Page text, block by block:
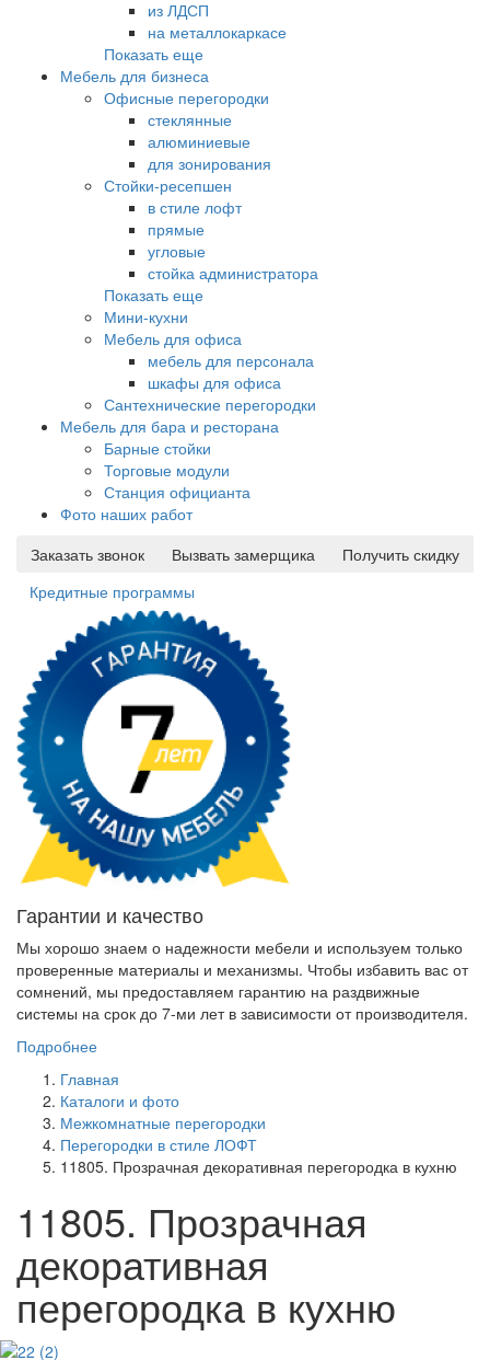
из ЛДСП
на металлокаркасе
Показать еще
Мебель для бизнеса
Офисные перегородки
стеклянные
алюминиевые
для зонирования
Стойки-ресепшен
в стиле лофт
прямые
угловые
стойка администратора
Показать еще
Мини-кухни
Мебель для офиса
мебель для персонала
шкафы для офиса
Сантехнические перегородки
Мебель для бара и ресторана
Барные стойки
Торговые модули
Станция официанта
Фото наших работ
Заказать звонок
Вызвать замерщика
Получить скидку
Кредитные программы
Гарантии и качество
Мы хорошо знаем о надежности мебели и используем только
проверенные материалы и механизмы. Чтобы избавить вас от
сомнений, мы предоставляем гарантию на раздвижные
системы на срок до 7-ми лет в зависимости от производителя.
Подробнее
Главная
Каталоги и фото
Межкомнатные перегородки
Перегородки в стиле ЛОФТ
11805. Прозрачная декоративная перегородка в кухню
11805. Прозрачная
декоративная
перегородка в кухню